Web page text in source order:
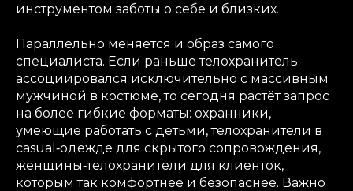
инструментом заботы о себе и близких.
Параллельно меняется и образ самого
специалиста. Если раньше телохранитель
ассоциировался исключительно с массивным
мужчиной в костюме, то сегодня растёт запрос
на более гибкие форматы: охранники,
умеющие работать с детьми, телохранители в
casual‑одежде для скрытого сопровождения,
женщины‑телохранители для клиенток,
которым так комфортнее и безопаснее. Важно